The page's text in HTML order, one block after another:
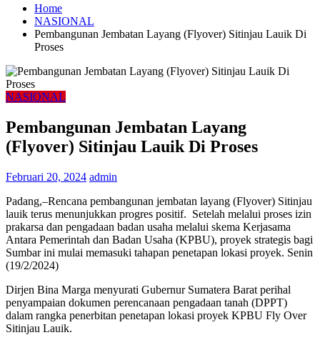
Home
NASIONAL
Pembangunan Jembatan Layang (Flyover) Sitinjau Lauik Di
Proses
NASIONAL
Pembangunan Jembatan Layang
(Flyover) Sitinjau Lauik Di Proses
Februari 20, 2024 admin
Padang,–Rencana pembangunan jembatan layang (Flyover) Sitinjau
lauik terus menunjukkan progres positif. Setelah melalui proses izin
prakarsa dan pengadaan badan usaha melalui skema Kerjasama
Antara Pemerintah dan Badan Usaha (KPBU), proyek strategis bagi
Sumbar ini mulai memasuki tahapan penetapan lokasi proyek. Senin
(19/2/2024)
Dirjen Bina Marga menyurati Gubernur Sumatera Barat perihal
penyampaian dokumen perencanaan pengadaan tanah (DPPT)
dalam rangka penerbitan penetapan lokasi proyek KPBU Fly Over
Sitinjau Lauik.